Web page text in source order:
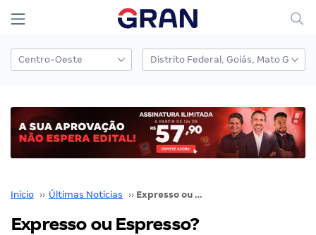
Início ›› Últimas Notícias ›› Expresso ou Espresso?
Expresso ou Espresso?